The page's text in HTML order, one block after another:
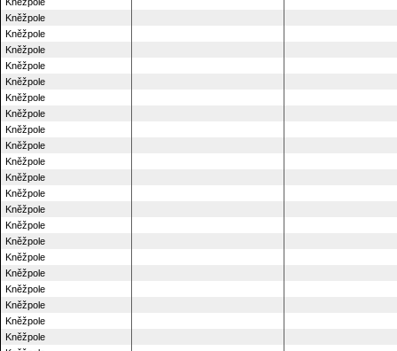
Kněžpole
Kněžpole
Kněžpole
Kněžpole
Kněžpole
Kněžpole
Kněžpole
Kněžpole
Kněžpole
Kněžpole
Kněžpole
Kněžpole
Kněžpole
Kněžpole
Kněžpole
Kněžpole
Kněžpole
Kněžpole
Kněžpole
Kněžpole
Kněžpole